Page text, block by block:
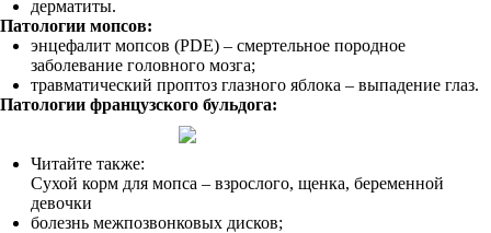
дерматиты.
Патологии мопсов:
энцефалит мопсов (PDE) – смертельное породное
заболевание головного мозга;
травматический проптоз глазного яблока – выпадение глаз.
Патологии французского бульдога:
Читайте также:
Сухой корм для мопса – взрослого, щенка, беременной
девочки
болезнь межпозвонковых дисков;